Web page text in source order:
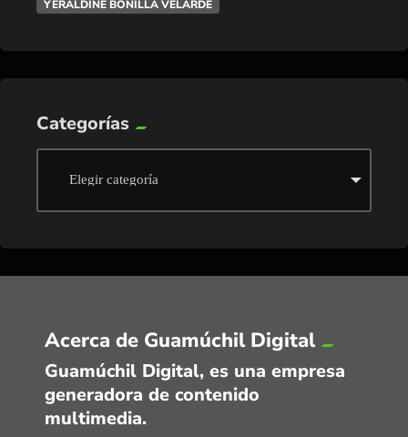
YERALDINE BONILLA VELARDE
Categorías
Acerca de Guamúchil Digital
Guamúchil Digital, es una empresa
generadora de contenido
multimedia.